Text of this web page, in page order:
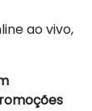
ao vivo,